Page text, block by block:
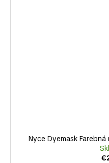
Nyce Dyemask